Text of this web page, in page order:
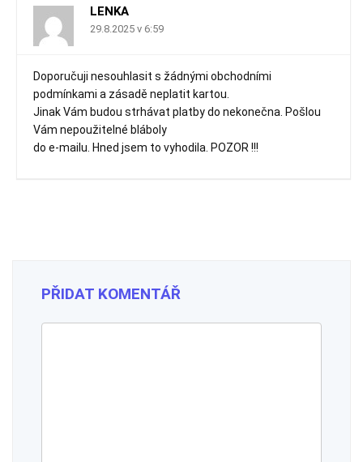
LENKA
29.8.2025 v 6:59
Doporučuji nesouhlasit s žádnými obchodními
podmínkami a zásadě neplatit kartou.
Jinak Vám budou strhávat platby do nekonečna. Pošlou
Vám nepoužitelné bláboly
do e-mailu. Hned jsem to vyhodila. POZOR !!!
PŘIDAT KOMENTÁŘ